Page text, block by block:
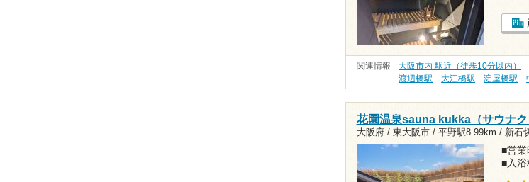
関連情報 大阪市内 駅近（徒歩10分以内）
渡辺橋駅
大江橋駅 淀屋橋駅
花園温泉sauna kukka（サウナク
大阪府 / 東大阪市 / 平野駅8.99km / 新石
■営
■入浴